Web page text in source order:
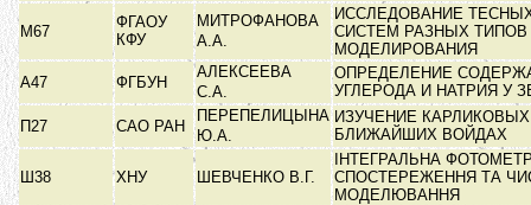
М67
ФГАОУ
КФУ
МИТРОФАНОВА
А.А.
ИССЛЕДОВАНИЕ
СИСТЕМ РАЗНЫХ
МОДЕЛИРОВАНИЯ
А47
ФГБУН
АЛЕКСЕЕВА
С.А.
ОПРЕДЕЛЕНИЕ
УГЛЕРОДА И НАТРИЯ У
П27
САО РАН
ПЕРЕПЕЛИЦЫНА
Ю.А.
ИЗУЧЕНИЕ КАРЛИКОВЫХ
БЛИЖАЙШИХ ВОЙДАХ
Ш38 ХНУ ШЕВЧЕНКО В.Г.
ІНТЕГРАЛЬНА
СПОСТЕРЕЖЕННЯ ТА
МОДЕЛЮВАННЯ